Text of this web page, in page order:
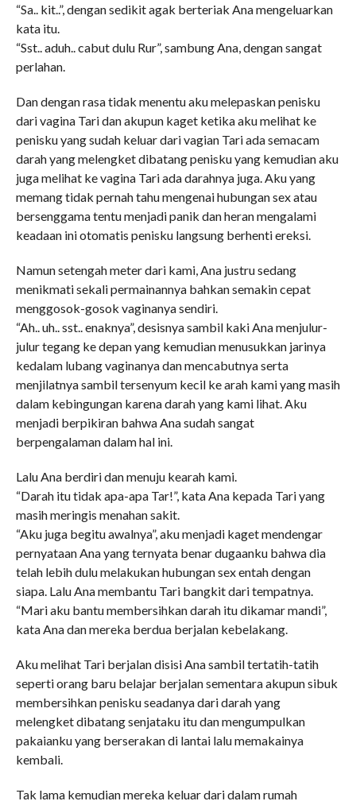
“Sa.. kit..”, dengan sedikit agak berteriak Ana mengeluarkan
kata itu.
“Sst.. aduh.. cabut dulu Rur”, sambung Ana, dengan sangat
perlahan.
Dan dengan rasa tidak menentu aku melepaskan penisku
dari vagina Tari dan akupun kaget ketika aku melihat ke
penisku yang sudah keluar dari vagian Tari ada semacam
darah yang melengket dibatang penisku yang kemudian aku
juga melihat ke vagina Tari ada darahnya juga. Aku yang
memang tidak pernah tahu mengenai hubungan sex atau
bersenggama tentu menjadi panik dan heran mengalami
keadaan ini otomatis penisku langsung berhenti ereksi.
Namun setengah meter dari kami, Ana justru sedang
menikmati sekali permainannya bahkan semakin cepat
menggosok-gosok vaginanya sendiri.
“Ah.. uh.. sst.. enaknya”, desisnya sambil kaki Ana menjulur-
julur tegang ke depan yang kemudian menusukkan jarinya
kedalam lubang vaginanya dan mencabutnya serta
menjilatnya sambil tersenyum kecil ke arah kami yang masih
dalam kebingungan karena darah yang kami lihat. Aku
menjadi berpikiran bahwa Ana sudah sangat
berpengalaman dalam hal ini.
Lalu Ana berdiri dan menuju kearah kami.
“Darah itu tidak apa-apa Tar!”, kata Ana kepada Tari yang
masih meringis menahan sakit.
“Aku juga begitu awalnya”, aku menjadi kaget mendengar
pernyataan Ana yang ternyata benar dugaanku bahwa dia
telah lebih dulu melakukan hubungan sex entah dengan
siapa. Lalu Ana membantu Tari bangkit dari tempatnya.
“Mari aku bantu membersihkan darah itu dikamar mandi”,
kata Ana dan mereka berdua berjalan kebelakang.
Aku melihat Tari berjalan disisi Ana sambil tertatih-tatih
seperti orang baru belajar berjalan sementara akupun sibuk
membersihkan penisku seadanya dari darah yang
melengket dibatang senjataku itu dan mengumpulkan
pakaianku yang berserakan di lantai lalu memakainya
kembali.
Tak lama kemudian mereka keluar dari dalam rumah